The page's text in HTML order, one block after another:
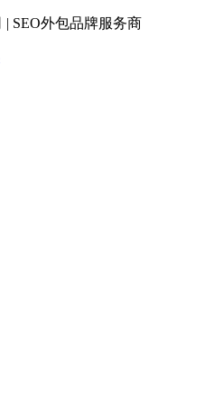
SEO外包品牌服务商